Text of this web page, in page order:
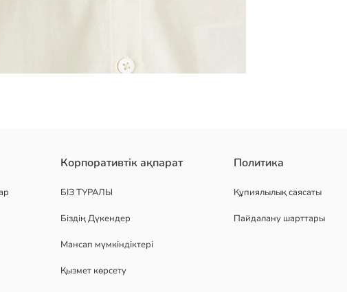
матасынан тігілген. ұзын фонарик жеңдері, резеңкелі манжеттері
Корпоративтік ақпарат
БІЗ ТУРАЛЫ
Біздің Дүкендер
Мансап мүмкіндіктері
Қызмет көрсету
Политика
Құпиялылық саясаты
Пайдалану шарттары